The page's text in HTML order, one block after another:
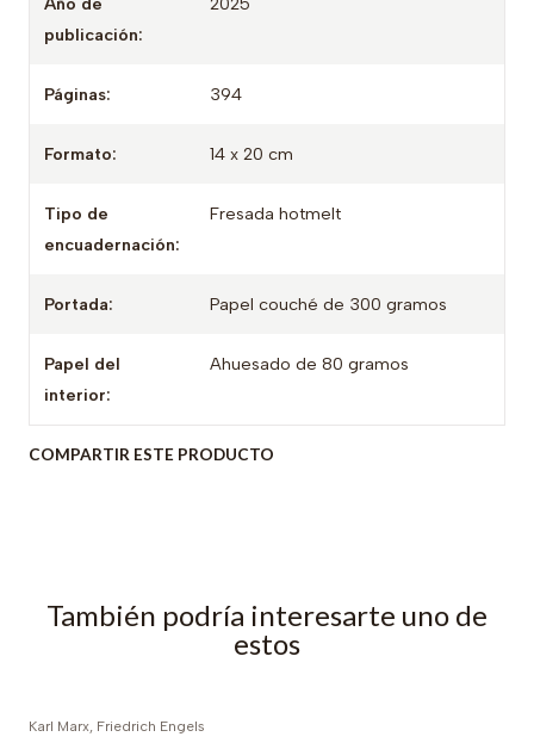
publicación:
Páginas: 394
Formato: 14 x 20 cm
Tipo de
encuadernación:
Fresada hotmelt
Portada: Papel couché de 300 gramos
Papel del
interior:
Ahuesado de 80 gramos
COMPARTIR ESTE PRODUCTO
También podría interesarte uno de
estos
Karl Marx, Friedrich Engels